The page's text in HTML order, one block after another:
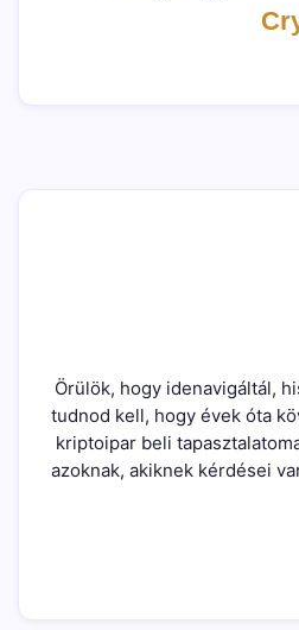
Örülök, hogy idenavigáltál,
tudnod kell, hogy évek óta
kriptoipar beli
azoknak, akiknek kérdései